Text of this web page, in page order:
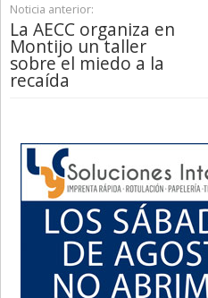
Noticia anterior:
La AECC organiza en
Montijo un taller
sobre el miedo a la
recaída